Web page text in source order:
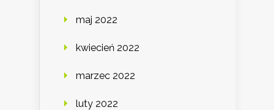
maj 2022
kwiecień 2022
marzec 2022
luty 2022